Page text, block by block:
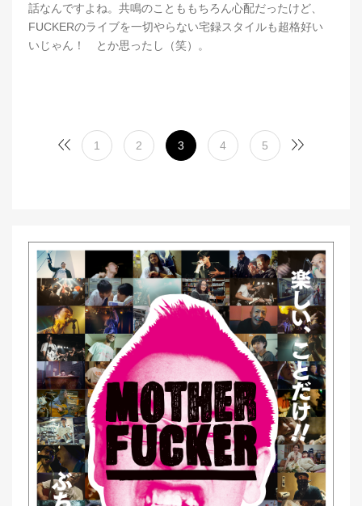
話なんですよね。共鳴のことももちろん心配だったけど、
FUCKERのライブを一切やらない宅録スタイルも超格好い
いじゃん！ とか思ったし（笑）。
1 2 3 4 5